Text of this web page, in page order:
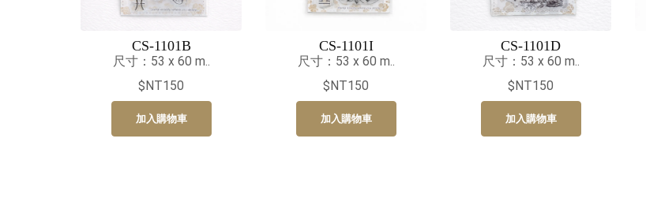
CS-1101B
尺寸：53 x 60 m..
$NT150
加入購物車
CS-1101I
尺寸：53 x 60 m..
$NT150
加入購物車
CS-1101D
尺寸：53 x 60 m..
$NT150
加入購物車